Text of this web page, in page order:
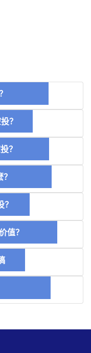
币？
？
投？
麼？
价值？
明